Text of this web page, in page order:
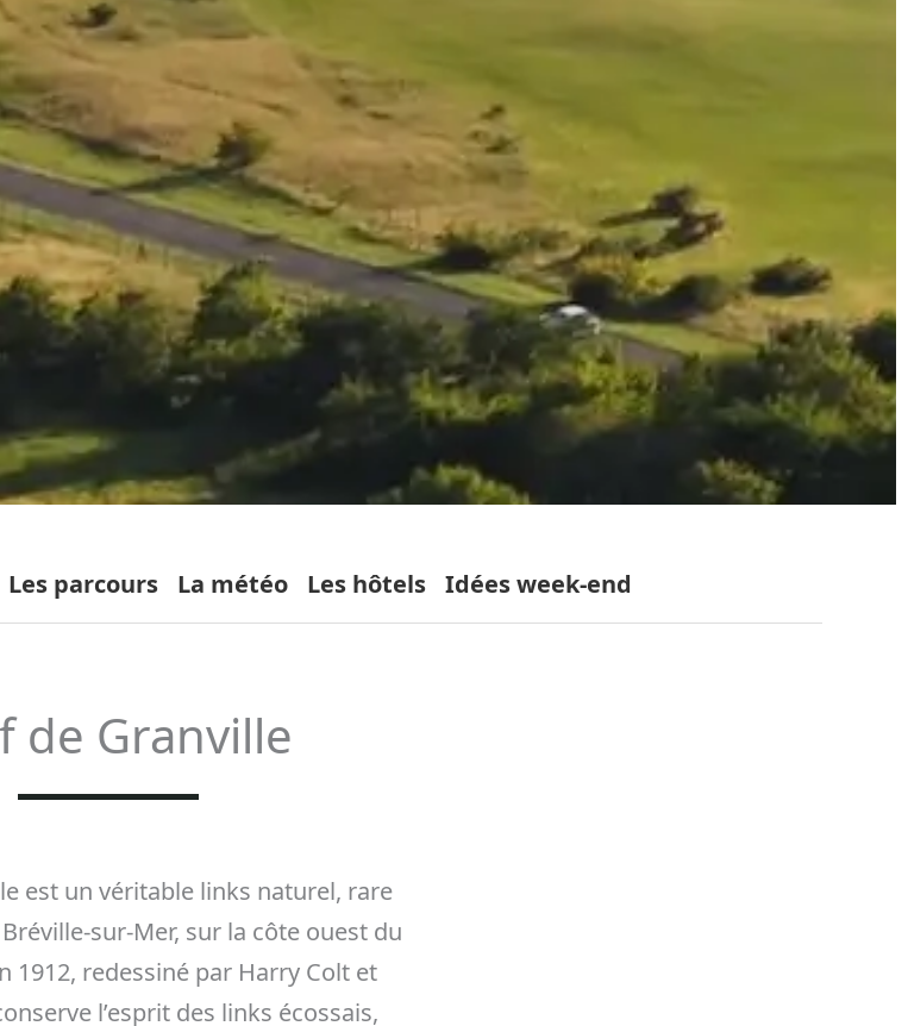
Les parcours La météo Les hôtels Idées week-end
de Granville
est un véritable links naturel, rare
sur-Mer, sur la côte ouest du
1912, redessiné par Harry Colt et
l’esprit des links écossais,